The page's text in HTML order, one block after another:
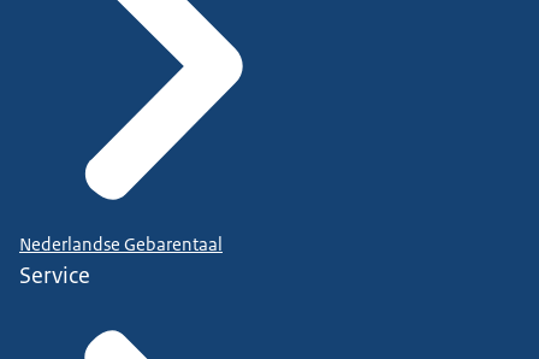
Nederlandse Gebarentaal
Service